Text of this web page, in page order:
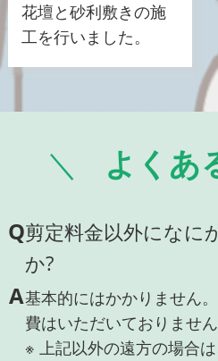
花壇と砂利敷きの施
工を行いました。
よくあ
Q剪定料金以外になに
か?
A基本的にはかかりません
費はいただいておりません
※ 上記以外の遠方の場合